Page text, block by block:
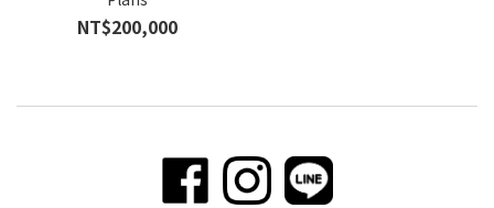
NT$200,000